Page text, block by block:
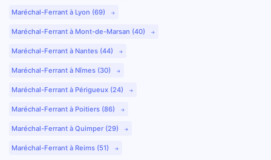
Maréchal-Ferrant à Lyon (69)
Maréchal-Ferrant à Mont-de-Marsan (40)
Maréchal-Ferrant à Nantes (44)
Maréchal-Ferrant à Nîmes (30)
Maréchal-Ferrant à Périgueux (24)
Maréchal-Ferrant à Poitiers (86)
Maréchal-Ferrant à Quimper (29)
Maréchal-Ferrant à Reims (51)